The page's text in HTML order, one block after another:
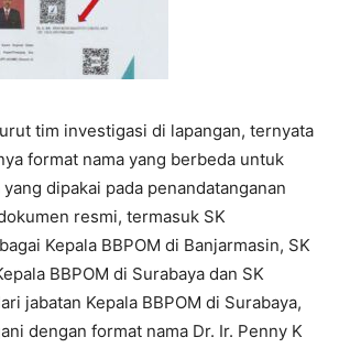
tim investigasi di lapangan, ternyata
format nama yang berbeda untuk
dipakai pada penandatanganan
resmi, termasuk SK
Kepala BBPOM di Banjarmasin, SK
BBPOM di Surabaya dan SK
jabatan Kepala BBPOM di Surabaya,
dengan format nama Dr. Ir. Penny K